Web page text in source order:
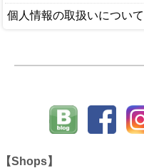
個人情報の取扱いについて
【Shops】